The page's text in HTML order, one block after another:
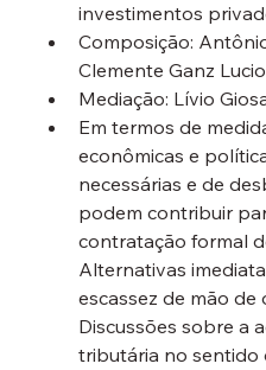
investimentos
Composição:
Clemente Ganz
Mediação: Lívio
Em termos de
econômicas e
necessárias e de
podem contribuir
contratação formal
Alternativas
escassez de mão de
Discussões sobre a
tributária no sentido